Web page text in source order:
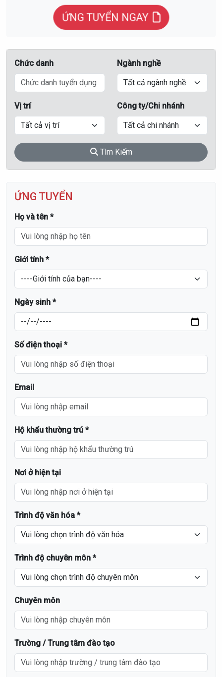
ỨNG TUYỂN NGAY
Chức danh Ngành nghề
Vị trí Công ty/Chi nhánh
Tìm Kiếm
ỨNG TUYỂN
Họ và tên *
Giới tính *
Ngày sinh *
Số điện thoại *
Email
Hộ khẩu thường trú *
Nơi ở hiện tại
Trình độ văn hóa *
Trình độ chuyên môn *
Chuyên môn
Trường / Trung tâm đào tạo